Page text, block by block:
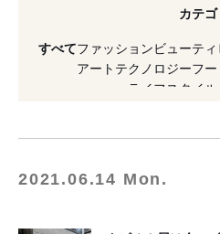
#渋谷
#ドリンク
#2019年発
カテゴ
すべてファッションビューティ
アート テクノロジーフー
ライフスタイル
2021.06.14 Mon.